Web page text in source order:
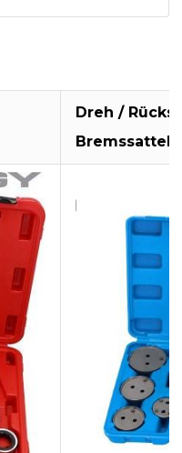
Dreh /